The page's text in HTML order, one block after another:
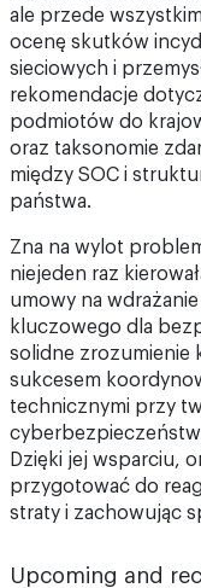
ale przede
ocenę skutków
sieciowych i
rekomendacje
podmiotów do
oraz taksonomie
między SOC i
państwa.
Zna na wylot
niejeden raz
umowy na
kluczowego dla
solidne zrozumienie
sukcesem
technicznymi przy
Dzięki jej wsparciu,
przygotować do
straty i zachowując
Upcoming and